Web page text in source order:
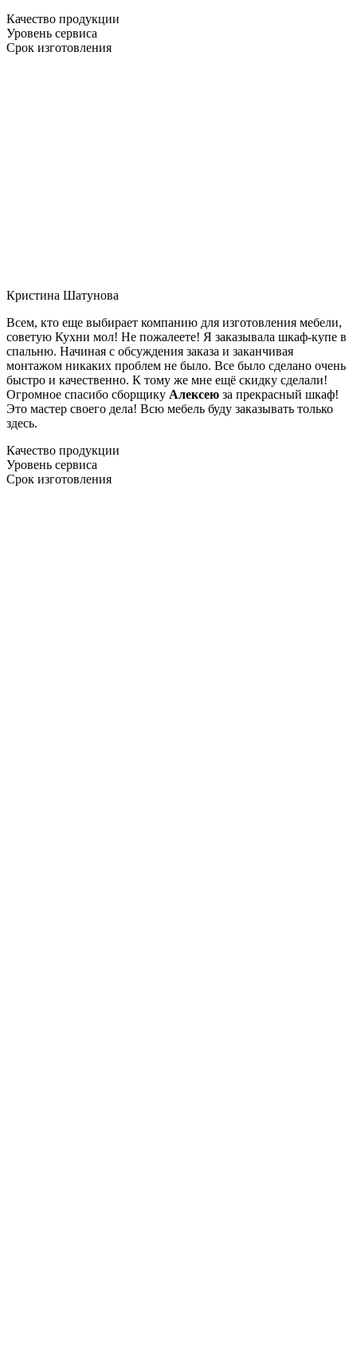
Качество продукции
Уровень сервиса
Срок изготовления
Кристина Шатунова
Всем, кто еще выбирает компанию для изготовления мебели,
советую Кухни мол! Не пожалеете! Я заказывала шкаф-купе в
спальню. Начиная с обсуждения заказа и заканчивая
монтажом никаких проблем не было. Все было сделано очень
быстро и качественно. К тому же мне ещё скидку сделали!
Огромное спасибо сборщику Алексею за прекрасный шкаф!
Это мастер своего дела! Всю мебель буду заказывать только
здесь.
Качество продукции
Уровень сервиса
Срок изготовления